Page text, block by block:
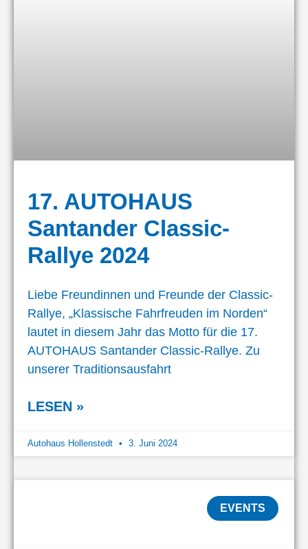
17. AUTOHAUS
Santander Classic-
Rallye 2024
Liebe Freundinnen und Freunde der Classic-
Rallye, „Klassische Fahrfreuden im Norden“
lautet in diesem Jahr das Motto für die 17.
AUTOHAUS Santander Classic-Rallye. Zu
unserer Traditionsausfahrt
LESEN »
Autohaus Hollenstedt 3. Juni 2024
EVENTS